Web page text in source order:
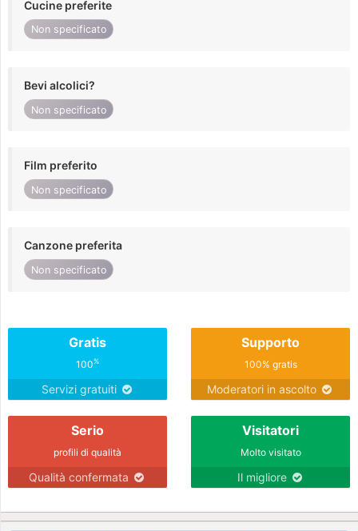
Cucine preferite
Non specificato
Bevi alcolici?
Non specificato
Film preferito
Non specificato
Canzone preferita
Non specificato
Gratis
100%
Servizi gratuiti
Supporto
100% gratis
Moderatori in ascolto
Serio
profili di qualità
Qualità confermata
Visitatori
Molto visitato
Il migliore